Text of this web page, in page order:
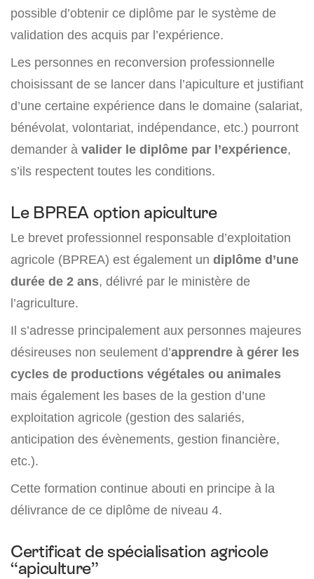
possible d’obtenir ce diplôme par le système de
validation des acquis par l’expérience.
Les personnes en reconversion professionnelle
choisissant de se lancer dans l’apiculture et justifiant
d’une certaine expérience dans le domaine (salariat,
bénévolat, volontariat, indépendance, etc.) pourront
demander à valider le diplôme par l’expérience,
s’ils respectent toutes les conditions.
Le BPREA option apiculture
Le brevet professionnel responsable d’exploitation
agricole (BPREA) est également un diplôme d’une
durée de 2 ans, délivré par le ministère de
l’agriculture.
Il s’adresse principalement aux personnes majeures
désireuses non seulement d’apprendre à gérer les
cycles de productions végétales ou animales
mais également les bases de la gestion d’une
exploitation agricole (gestion des salariés,
anticipation des évènements, gestion financière,
etc.).
Cette formation continue abouti en principe à la
délivrance de ce diplôme de niveau 4.
Certificat de spécialisation agricole
“apiculture”